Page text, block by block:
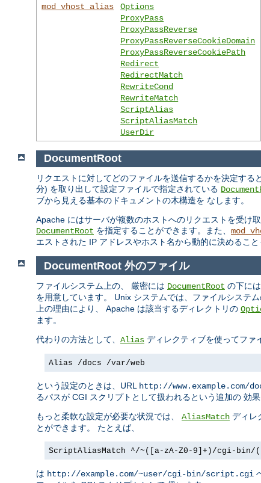
mod_vhost_alias
Options
ProxyPass
ProxyPassReverse
ProxyPassReverseCookieDomain
ProxyPassReverseCookiePath
Redirect
RedirectMatch
RewriteCond
RewriteMatch
ScriptAlias
ScriptAliasMatch
UserDir
DocumentRoot
リクエストに対してどのファイルを送信するかを決定す
分) を取り出して設定ファイルで指定されている
ブから見える基本のドキュメントの木構造を なします。
Apache にはサーバが複数のホストへのリクエストを受け
DocumentRoot を指定することができます。また、
エストされた IP アドレスやホスト名から動的に決めること
DocumentRoot 外のファイル
ファイルシステム上の、 厳密には DocumentRoot の下に
を用意しています。 Unix システムでは、ファイルシステ
上の理由により、 Apache は該当するディレクトリの
ます。
代わりの方法として、 Alias ディレクティブを使ってファ
Alias /docs /var/web
という設定のときは、URL http://
るパスが CGI スクリプトとして扱われるという追加の 効
もっと柔軟な設定が必要な状況では、 AliasMatch ディレ
とができます。 たとえば、
ScriptAliasMatch ^/~([a-zA-Z0-9]+)/cgi-bin/
は http://example.com/~user/cgi-bin/script.cgi